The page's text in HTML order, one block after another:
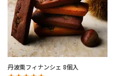
丹波栗フィナンシェ 8個入